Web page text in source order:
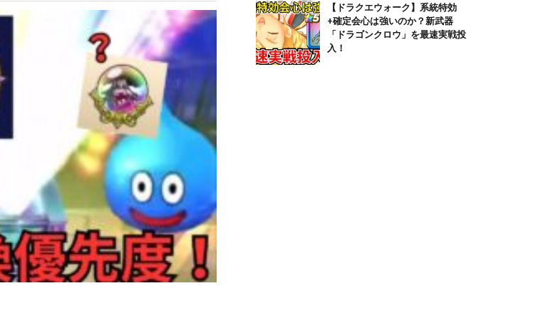
【ドラクエウォーク】系統特効
+確定会心は強いのか？新武器
「ドラゴンクロウ」を最速実戦投
入！